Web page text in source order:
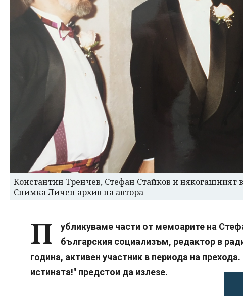
Константин Тренчев, Стефан Стайков и
Снимка Личен архив на автора
П
убликуваме части от мемоарите на
българския социализъм, редактор в
година, активен участник в периода на
истината!" предстои да излезе.